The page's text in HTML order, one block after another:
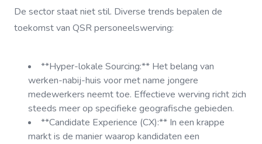
De sector staat niet stil. Diverse trends bepalen de
toekomst van QSR personeelswerving:
**Hyper-lokale Sourcing:** Het belang van
werken-nabij-huis voor met name jongere
medewerkers neemt toe. Effectieve werving richt zich
steeds meer op specifieke geografische gebieden.
**Candidate Experience (CX):** In een krappe
markt is de manier waarop kandidaten een